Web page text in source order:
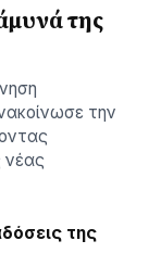
της
την
νέας
της